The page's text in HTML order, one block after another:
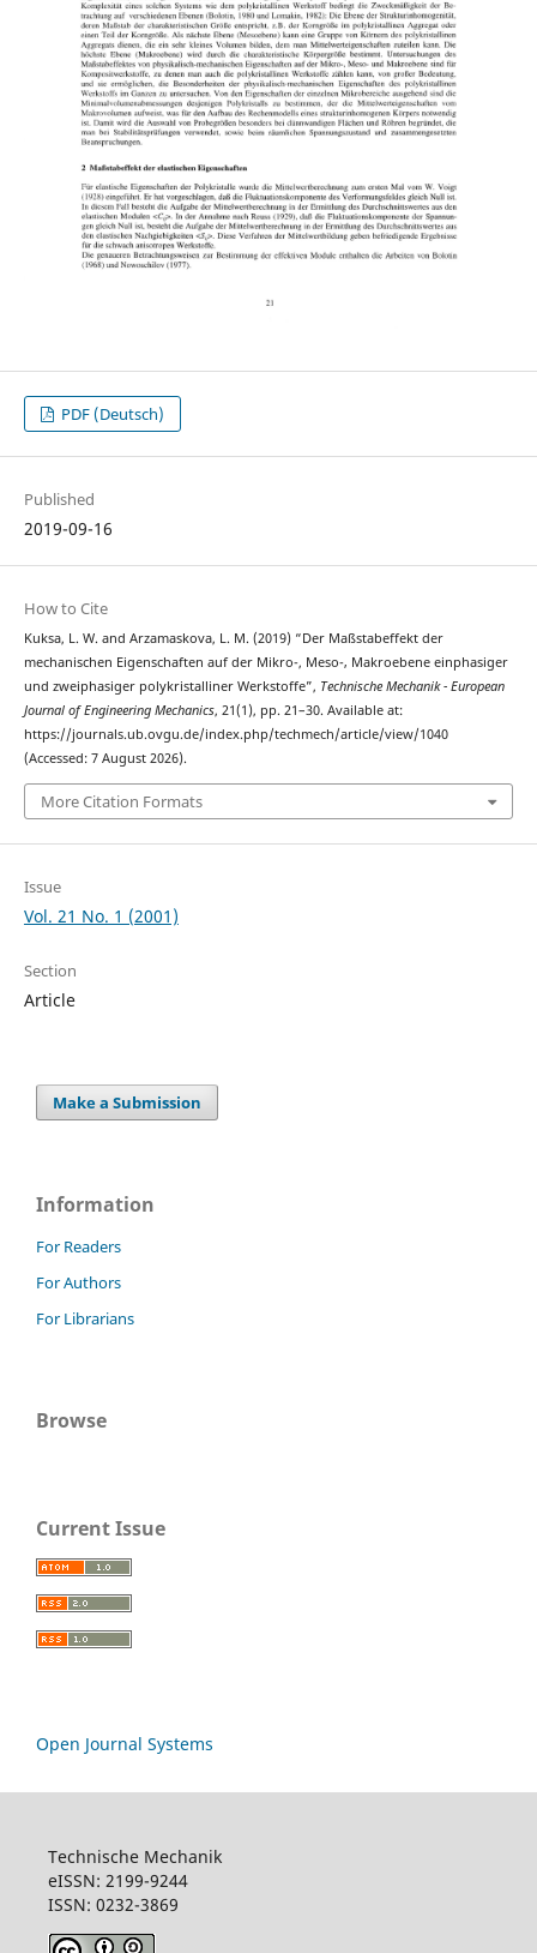
PDF (Deutsch)
Published
2019-09-16
How to Cite
Kuksa, L. W. and Arzamaskova, L. M. (2019) “Der Maßstabeffekt der
mechanischen Eigenschaften auf der Mikro-, Meso-‚ Makroebene einphasiger
und zweiphasiger polykristalliner Werkstoffe”, Technische Mechanik - European
Journal of Engineering Mechanics, 21(1), pp. 21–30. Available at:
https://journals.ub.ovgu.de/index.php/techmech/article/view/1040
(Accessed: 7 August 2026).
More Citation Formats
Issue
Vol. 21 No. 1 (2001)
Section
Article
Make a Submission
Information
For Readers
For Authors
For Librarians
Browse
Current Issue
Open Journal Systems
Technische Mechanik
eISSN: 2199-9244
ISSN: 0232-3869